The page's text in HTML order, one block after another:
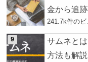
金から追
241.7k件のビ
サムネと
方法も解説